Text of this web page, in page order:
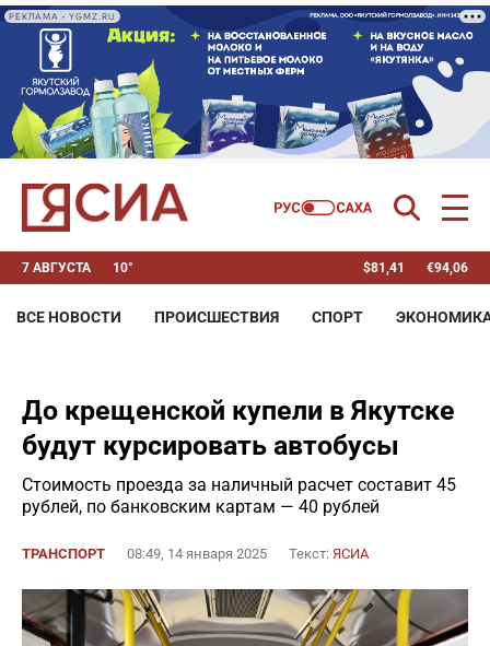
РЕКЛАМА • YGMZ.RU
7 АВГУСТА 10° $81,41 €94,06
ВСЕ НОВОСТИ ПРОИСШЕСТВИЯ СПОРТ
До крещенской купели в Якутске
будут курсировать автобусы
Стоимость проезда за наличный расчет составит 45
рублей, по банковским картам — 40 рублей
ТРАНСПОРТ 08:49, 14 января 2025 Текст: ЯСИА